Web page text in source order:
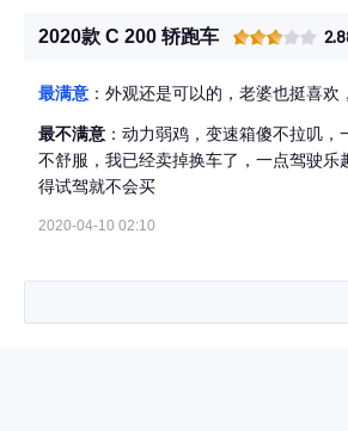
2020款 C 200 轿跑车
最满意 ：外观还是可以的，老婆也挺喜
最不满意 ：动力弱鸡，变速箱傻不拉叽
不舒服，我已经卖掉换车了，一点驾驶
得试驾就不会买
2020-04-10 02:10